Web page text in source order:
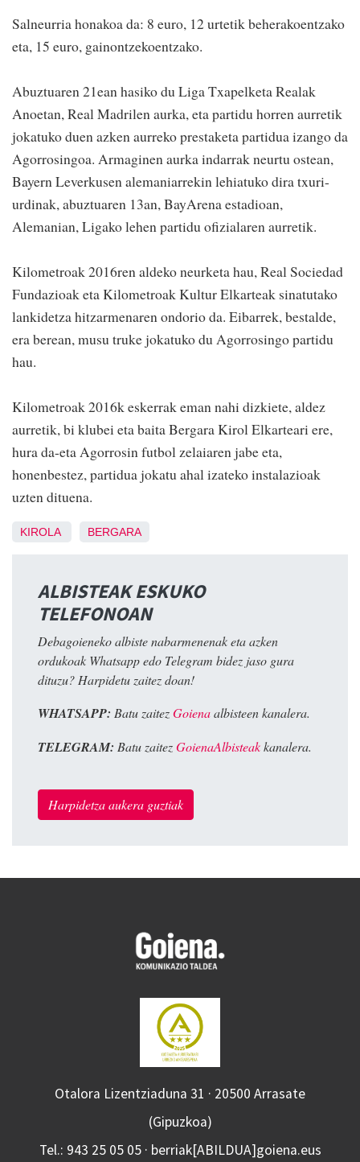
Salneurria honakoa da: 8 euro, 12 urtetik beherakoentzako
eta, 15 euro, gainontzekoentzako.
Abuztuaren 21ean hasiko du Liga Txapelketa Realak
Anoetan, Real Madrilen aurka, eta partidu horren aurretik
jokatuko duen azken aurreko prestaketa partidua izango da
Agorrosingoa. Armaginen aurka indarrak neurtu ostean,
Bayern Leverkusen alemaniarrekin lehiatuko dira txuri-
urdinak, abuztuaren 13an, BayArena estadioan,
Alemanian, Ligako lehen partidu ofizialaren aurretik.
Kilometroak 2016ren aldeko neurketa hau, Real Sociedad
Fundazioak eta Kilometroak Kultur Elkarteak sinatutako
lankidetza hitzarmenaren ondorio da. Eibarrek, bestalde,
era berean, musu truke jokatuko du Agorrosingo partidu
hau.
Kilometroak 2016k eskerrak eman nahi dizkiete, aldez
aurretik, bi klubei eta baita Bergara Kirol Elkarteari ere,
hura da-eta Agorrosin futbol zelaiaren jabe eta,
honenbestez, partidua jokatu ahal izateko instalazioak
uzten dituena.
KIROLA BERGARA
ALBISTEAK ESKUKO
TELEFONOAN
Debagoieneko albiste nabarmenenak eta azken
ordukoak Whatsapp edo Telegram bidez jaso gura
dituzu? Harpidetu zaitez doan!
WHATSAPP: Batu zaitezGoienaalbisteen kanalera.
TELEGRAM: Batu zaitezGoienaAlbisteakkanalera.
Harpidetza aukera guztiak
Otalora Lizentziaduna 31 · 20500 Arrasate
(Gipuzkoa)
Tel.: 943 25 05 05 · berriak[ABILDUA]goiena.eus